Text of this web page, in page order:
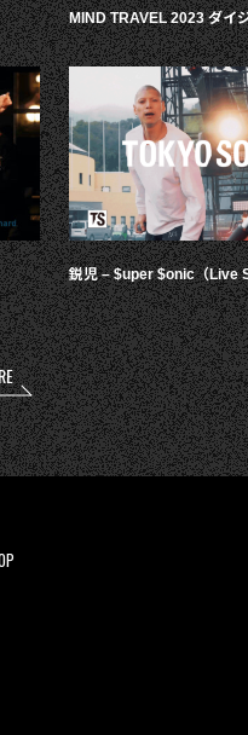
MIND TRAVEL 2023 ダイ
鋭児 – $uper $onic（Live